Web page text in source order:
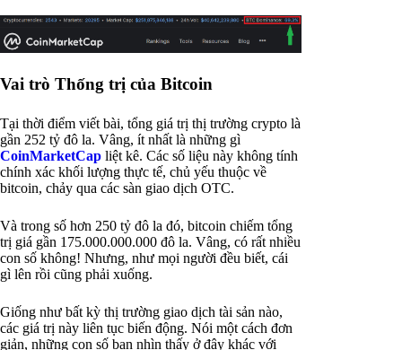
Vai trò Thống trị của Bitcoin
Tại thời điểm viết bài, tổng giá trị thị trường crypto là
gần 252 tỷ đô la. Vâng, ít nhất là những gì
CoinMarketCap liệt kê. Các số liệu này không tính
chính xác khối lượng thực tế, chủ yếu thuộc về
bitcoin, chảy qua các sàn giao dịch OTC.
Và trong số hơn 250 tỷ đô la đó, bitcoin chiếm tổng
trị giá gần 175.000.000.000 đô la. Vâng, có rất nhiều
con số không! Nhưng, như mọi người đều biết, cái
gì lên rồi cũng phải xuống.
Giống như bất kỳ thị trường giao dịch tài sản nào,
các giá trị này liên tục biến động. Nói một cách đơn
giản, những con số bạn nhìn thấy ở đây khác với